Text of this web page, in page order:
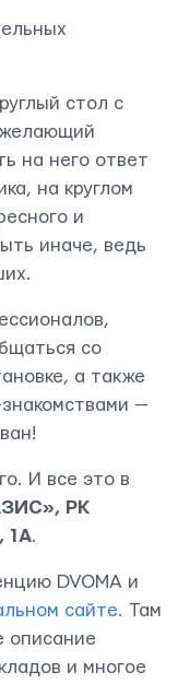
стол с
желающий
на него ответ
на круглом
и
иначе, ведь
со
а также
—
И все это в
РК
1А.
DVOMA и
сайте. Там
описание
и многое
Tallinn